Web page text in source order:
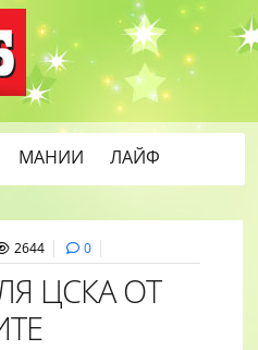
МАНИИ
ЛАЙФ
2644 0
ЦСКА ОТ